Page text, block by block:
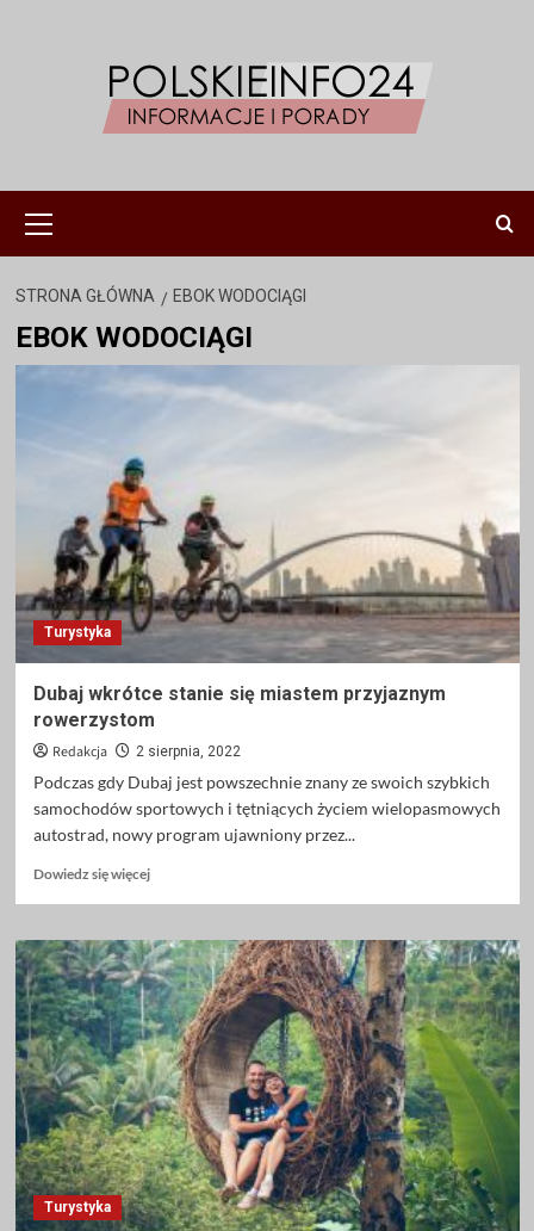
główne
STRONA GŁÓWNA EBOK WODOCIĄGI
EBOK WODOCIĄGI
Turystyka
Dubaj wkrótce stanie się miastem przyjaznym
rowerzystom
Redakcja 2 sierpnia, 2022
Podczas gdy Dubaj jest powszechnie znany ze swoich szybkich
samochodów sportowych i tętniących życiem wielopasmowych
autostrad, nowy program ujawniony przez...
Dowiedz się więcejDowiedz
o
Dubaj
wkrótce
stanie
się
miastem
przyjaznym
rowerzystom
Turystyka